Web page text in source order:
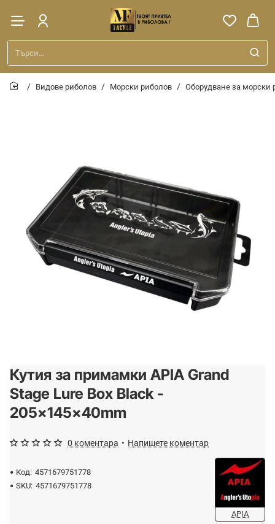
Търси...
Видове риболов Морски риболов Оборудване за морски
-20%
Кутия за примамки APIA Grand
Stage Lure Box Black -
205x145x40mm
Код: 4571679751778
SKU: 4571679751778
APIA
0 коментара • Напишете коментар